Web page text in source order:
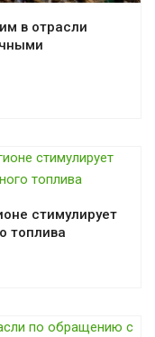
в отрасли
стимулирует
топлива